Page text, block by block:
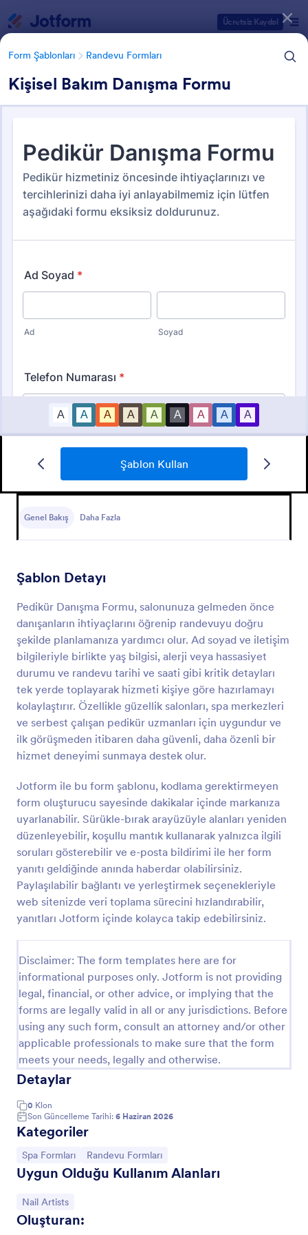
Ücretsiz Kaydol
Form Şablonları Randevu Formları
Kişisel Bakım Danışma Formu
Şablon Kullan
Genel Bakış Daha Fazla
Şablon Detayı
Pedikür Danışma Formu, salonunuza gelmeden önce
danışanların ihtiyaçlarını öğrenip randevuyu doğru
şekilde planlamanıza yardımcı olur. Ad soyad ve iletişim
bilgileriyle birlikte yaş bilgisi, alerji veya hassasiyet
durumu ve randevu tarihi ve saati gibi kritik detayları
tek yerde toplayarak hizmeti kişiye göre hazırlamayı
kolaylaştırır. Özellikle güzellik salonları, spa merkezleri
ve serbest çalışan pedikür uzmanları için uygundur ve
ilk görüşmeden itibaren daha güvenli, daha özenli bir
hizmet deneyimi sunmaya destek olur.
Jotform ile bu form şablonu, kodlama gerektirmeyen
form oluşturucu sayesinde dakikalar içinde markanıza
uyarlanabilir. Sürükle-bırak arayüzüyle alanları yeniden
düzenleyebilir, koşullu mantık kullanarak yalnızca ilgili
soruları gösterebilir ve e-posta bildirimi ile her form
yanıtı geldiğinde anında haberdar olabilirsiniz.
Paylaşılabilir bağlantı ve yerleştirmek seçenekleriyle
web sitenizde veri toplama sürecini hızlandırabilir,
yanıtları Jotform içinde kolayca takip edebilirsiniz.
Disclaimer: The form templates here are for
informational purposes only. Jotform is not providing
legal, financial, or other advice, or implying that the
forms are legally valid in all or any jurisdictions. Before
using any such form, consult an attorney and/or other
applicable professionals to make sure that the form
meets your needs, legally and otherwise.
Detaylar
0 Klon
Son Güncelleme Tarihi: 6 Haziran 2026
Kategoriler
Kategoriye git:
Spa Formları Kategoriye git:
Randevu Formları
Uygun Olduğu Kullanım Alanları
Kategoriye git:
Nail Artists
Oluşturan:
Form Şablonları Randevu Formları
Randevu Formları
97 Şablon
Doktor Randevusu Formu
Önizleme
Zoom randevu formu sayesinde randevu taleplerini
alabilirsiniz.
Go to Category:
Randevu Formları
Şablon Kullan
Form Şablonu Kategorileri